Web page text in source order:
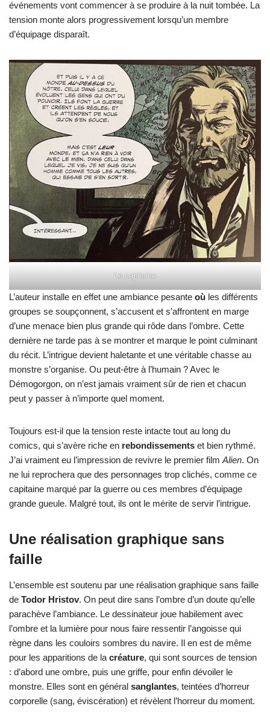
événements vont commencer à se produire à la nuit tombée. La
tension monte alors progressivement lorsqu’un membre
d’équipage disparaît.
Le capitaine
L’auteur installe en effet une ambiance pesante où les différents
groupes se soupçonnent, s’accusent et s’affrontent en marge
d’une menace bien plus grande qui rôde dans l’ombre. Cette
dernière ne tarde pas à se montrer et marque le point culminant
du récit. L’intrigue devient haletante et une véritable chasse au
monstre s’organise. Ou peut-être à l’humain ? Avec le
Démogorgon, on n’est jamais vraiment sûr de rien et chacun
peut y passer à n’importe quel moment.
Toujours est-il que la tension reste intacte tout au long du
comics, qui s’avère riche en rebondissements et bien rythmé.
J’ai vraiment eu l’impression de revivre le premier film Alien. On
ne lui reprochera que des personnages trop clichés, comme ce
capitaine marqué par la guerre ou ces membres d’équipage
grande gueule. Malgré tout, ils ont le mérite de servir l’intrigue.
Une réalisation graphique sans
faille
L’ensemble est soutenu par une réalisation graphique sans faille
de Todor Hristov. On peut dire sans l’ombre d’un doute qu’elle
parachève l’ambiance. Le dessinateur joue habilement avec
l’ombre et la lumière pour nous faire ressentir l’angoisse qui
règne dans les couloirs sombres du navire. Il en est de même
pour les apparitions de la créature, qui sont sources de tension
: d’abord une ombre, puis une griffe, pour enfin dévoiler le
monstre. Elles sont en général sanglantes, teintées d’horreur
corporelle (sang, éviscération) et révèlent l’horreur du moment.